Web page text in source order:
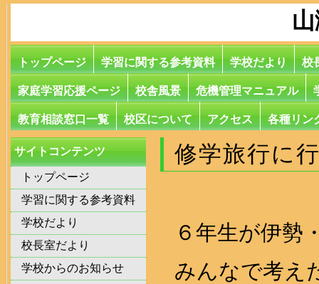
トップページ 学習に関する参考資料 学校だより 校
家庭学習応援ページ 校舎風景 危機管理マニュアル
教育相談窓口一覧 校区について アクセス 各種リン
サイトコンテンツ
トップページ
学習に関する参考資料
学校だより
校長室だより
学校からのお知らせ
修学旅行に
６年生が伊勢
みんなで考え